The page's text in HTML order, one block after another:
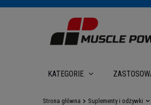
KATEGORIE
Strona główna Suplementy i odżywki